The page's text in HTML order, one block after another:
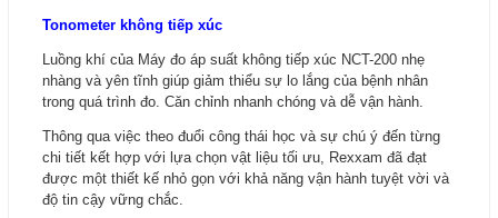
Tonometer không tiếp xúc
Luồng khí của Máy đo áp suất không tiếp xúc NCT-200 nhẹ
nhàng và yên tĩnh giúp giảm thiểu sự lo lắng của bệnh nhân
trong quá trình đo. Căn chỉnh nhanh chóng và dễ vận hành.
Thông qua việc theo đuổi công thái học và sự chú ý đến từng
chi tiết kết hợp với lựa chọn vật liệu tối ưu, Rexxam đã đạt
được một thiết kế nhỏ gọn với khả năng vận hành tuyệt vời và
độ tin cậy vững chắc.